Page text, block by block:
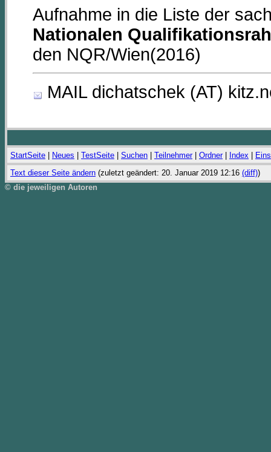
Aufnahme in die Liste der
Nationalen
den NQR/Wien(2016)
MAIL dichatschek (AT)
StartSeite Neues TestSeite Suchen Teilnehmer| Ordner| Index
Text dieser Seite ändern (zuletzt geändert: 20. Januar 2019 12:16 (diff))
© die jeweiligen Autoren